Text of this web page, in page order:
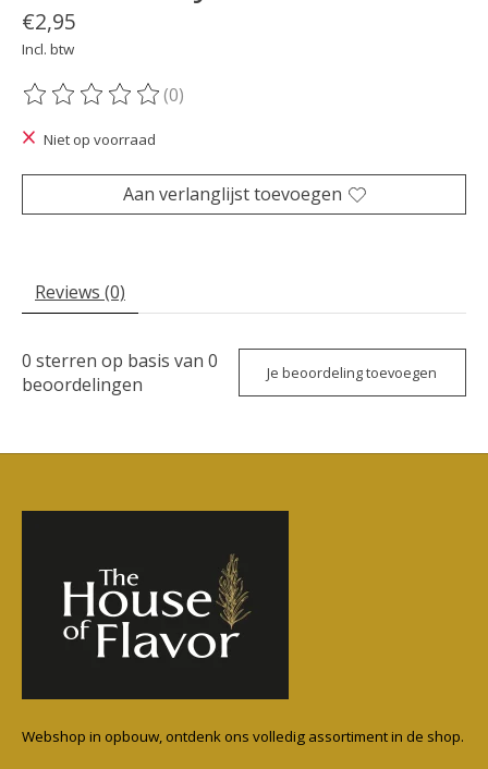
€2,95
Incl. btw
De beoordeling van dit product is
(0)
Niet op voorraad
Aan verlanglijst toevoegen
Reviews (0)
0 sterren op basis van 0
beoordelingen
Je beoordeling toevoegen
Webshop in opbouw, ontdenk ons volledig assortiment in de shop.